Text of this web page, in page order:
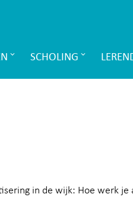
SCHOLING
in de wijk: Hoe werk